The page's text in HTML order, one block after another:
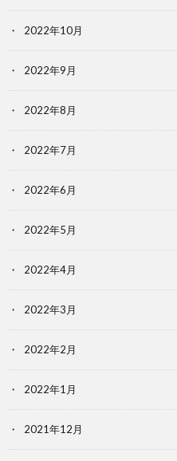
2022年10月
2022年9月
2022年8月
2022年7月
2022年6月
2022年5月
2022年4月
2022年3月
2022年2月
2022年1月
2021年12月